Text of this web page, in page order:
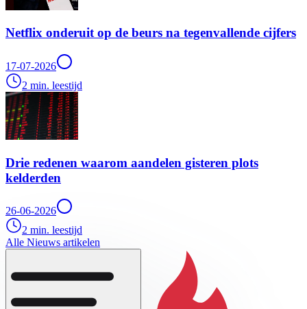
Netflix onderuit op de beurs na tegenvallende cijfers
17-07-2026
2 min. leestijd
Drie redenen waarom aandelen gisteren plots
kelderden
26-06-2026
2 min. leestijd
Alle Nieuws artikelen